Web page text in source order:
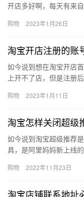
开店多好啊，每天有来
吗？…
购物 2023年1月26日
淘宝开店注册的账
如今说到想在淘宝开店
上开不了店，但是注册
吧。…
购物 2023年1月11日
淘宝怎样关闭超级
如今说到淘宝超级推荐
具，是阿里妈妈新上线
超级推…
购物 2022年11月23日
淘宝店铺联系地址